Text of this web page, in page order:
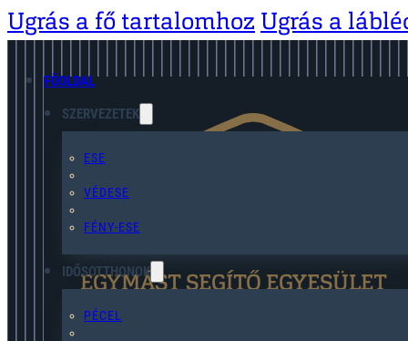
Ugrás a fő tartalomhoz Ugrás a
FŐOLDAL
SZERVEZETEK
ESE
VÉDESE
FÉNY-ESE
IDŐSOTTHONOK
PÉCEL
EGYMÁST SEGÍTŐ EGYESÜLET